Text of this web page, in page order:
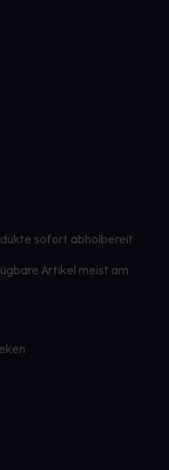
sofort abholbereit
Artikel meist am